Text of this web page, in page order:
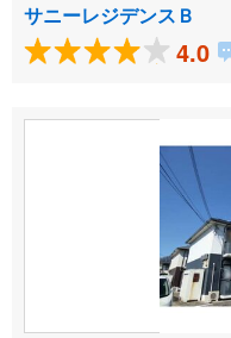
サニーレジデンスＢ
4.0